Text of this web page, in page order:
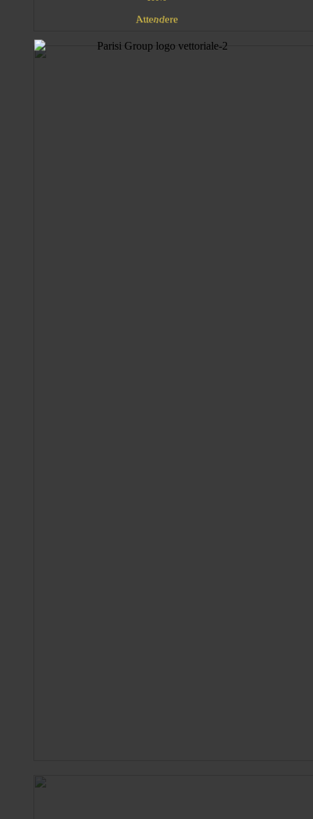
Attendere